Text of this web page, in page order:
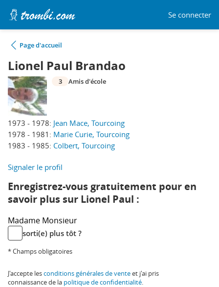
Se connecter
Page d'accueil
Lionel Paul Brandao
1973 - 1978: Jean Mace, Tourcoing
1978 - 1981: Marie Curie, Tourcoing
1983 - 1985: Colbert, Tourcoing
3 Amis d'école
Signaler le profil
Enregistrez-vous gratuitement pour en
savoir plus sur Lionel Paul :
Madame Monsieur
sorti(e) plus tôt ?
* Champs obligatoires
J'accepte lesconditions générales de venteet j'ai pris
connaissance de la politique de confidentialité.